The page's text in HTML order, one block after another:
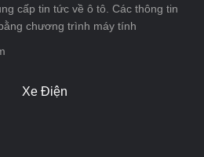
cấp tin tức về ô tô. Các thông tin
chương trình máy tính
Xe Điện